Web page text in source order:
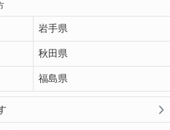
岩手県
秋田県
福島県